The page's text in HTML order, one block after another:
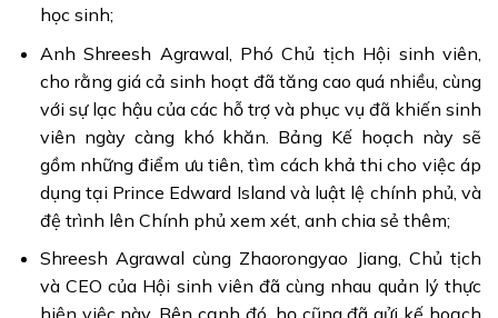
học sinh;
Anh Shreesh Agrawal, Phó Chủ tịch Hội sinh viên,
cho rằng giá cả sinh hoạt đã tăng cao quá nhiều, cùng
với sự lạc hậu của các hỗ trợ và phục vụ đã khiến sinh
viên ngày càng khó khăn. Bảng Kế hoạch này sẽ
gồm những điểm ưu tiên, tìm cách khả thi cho việc áp
dụng tại Prince Edward Island và luật lệ chính phủ, và
đệ trình lên Chính phủ xem xét, anh chia sẻ thêm;
Shreesh Agrawal cùng Zhaorongyao Jiang, Chủ tịch
và CEO của Hội sinh viên đã cùng nhau quản lý thực